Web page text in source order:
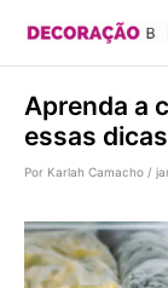
conteúdo
Aprenda a
essas
Por Karlah Camacho /